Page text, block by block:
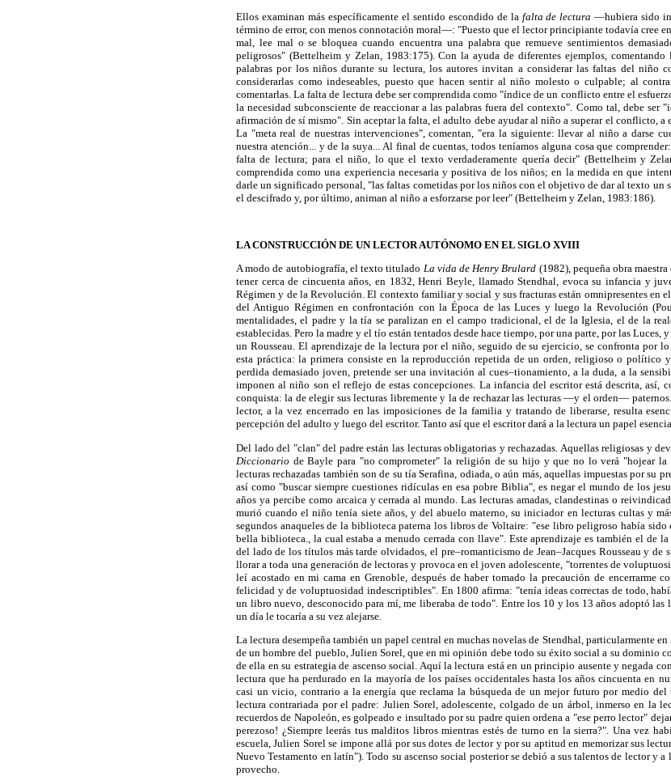
Ellos examinan más específicamente el sentido escondido de la falta de lectura—hubiera sido
término de error, con menos connotación moral—: "Puesto que el lector principiante todavía cree
mal, lee mal o se bloquea cuando encuentra una palabra que remueve sentimientos
peligrosos" (Bettelheim y Zelan, 1983:175). Con la ayuda de diferentes ejemplos, comentando
palabras por los niños durante su lectura, los autores invitan a considerar las faltas del niño
considerarlas como indeseables, puesto que hacen sentir al niño molesto o culpable; al
comentarlas. La falta de lectura debe ser comprendida como "índice de un conflicto entre el
la necesidad subconsciente de reaccionar a las palabras fuera del contexto". Como tal, debe ser
afirmación de sí mismo". Sin aceptar la falta, el adulto debe ayudar al niño a superar el conflicto, a
La "meta real de nuestras intervenciones", comentan, "era la siguiente: llevar al niño a darse
nuestra atención... y de la suya... Al final de cuentas, todos teníamos alguna cosa que
falta de lectura; para el niño, lo que el texto verdaderamente quería decir" (Bettelheim y
comprendida como una experiencia necesaria y positiva de los niños; en la medida en que
darle un significado personal, "las faltas cometidas por los niños con el objetivo de dar al texto un
el descifrado y, por último, animan al niño a esforzarse por leer" (Bettelheim y Zelan, 1983:186).
LA CONSTRUCCIÓN DE UN LECTOR AUTÓNOMO EN EL SIGLO XVIII
A modo de autobiografía, el texto titulado La vida de Henry Brulard (1982), pequeña obra
tener cerca de cincuenta años, en 1832, Henri Beyle, llamado Stendhal, evoca su infancia y
Régimen y de la Revolución. El contexto familiar y social y sus fracturas están omnipresentes en
del Antiguo Régimen en confrontación con la Época de las Luces y luego la Revolución
mentalidades, el padre y la tía se paralizan en el campo tradicional, el de la Iglesia, el de la
establecidas. Pero la madre y el tío están tentados desde hace tiempo, por una parte, por las Luces,
un Rousseau. El aprendizaje de la lectura por el niño, seguido de su ejercicio, se confronta por
esta práctica: la primera consiste en la reproducción repetida de un orden, religioso o político
perdida demasiado joven, pretende ser una invitación al cues–tionamiento, a la duda, a la
imponen al niño son el reflejo de estas concepciones. La infancia del escritor está descrita, así,
conquista: la de elegir sus lecturas libremente y la de rechazar las lecturas —y el orden—
lector, a la vez encerrado en las imposiciones de la familia y tratando de liberarse, resulta
percepción del adulto y luego del escritor. Tanto así que el escritor dará a la lectura un papel
Del lado del "clan" del padre están las lecturas obligatorias y rechazadas. Aquellas religiosas y
Diccionario de Bayle para "no comprometer" la religión de su hijo y que no lo verá "hojear la
lecturas rechazadas también son de su tía Serafina, odiada, o aún más, aquellas impuestas por su
así como "buscar siempre cuestiones ridículas en esa pobre Biblia", es negar el mundo de los
años ya percibe como arcaica y cerrada al mundo. Las lecturas amadas, clandestinas o
murió cuando el niño tenía siete años, y del abuelo materno, su iniciador en lecturas cultas y
segundos anaqueles de la biblioteca paterna los libros de Voltaire: "ese libro peligroso había sido
bella biblioteca., la cual estaba a menudo cerrada con llave". Este aprendizaje es también el de
del lado de los títulos más tarde olvidados, el pre–romanticismo de Jean–Jacques Rousseau y de
llorar a toda una generación de lectoras y provoca en el joven adolescente, "torrentes de
leí acostado en mi cama en Grenoble, después de haber tomado la precaución de encerrarme
felicidad y de voluptuosidad indescriptibles". En 1800 afirma: "tenía ideas correctas de todo,
un libro nuevo, desconocido para mí, me liberaba de todo". Entre los 10 y los 13 años adoptó las
un día le tocaría a su vez alejarse.
La lectura desempeña también un papel central en muchas novelas de Stendhal, particularmente en
de un hombre del pueblo, Julien Sorel, que en mi opinión debe todo su éxito social a su dominio
de ella en su estrategia de ascenso social. Aquí la lectura está en un principio ausente y negada
lectura que ha perdurado en la mayoría de los países occidentales hasta los años cincuenta en
casi un vicio, contrario a la energía que reclama la búsqueda de un mejor futuro por medio
lectura contrariada por el padre: Julien Sorel, adolescente, colgado de un árbol, inmerso en la
recuerdos de Napoleón, es golpeado e insultado por su padre quien ordena a "ese perro lector"
perezoso! ¿Siempre leerás tus malditos libros mientras estés de turno en la sierra?". Una vez
escuela, Julien Sorel se impone allá por sus dotes de lector y por su aptitud en memorizar sus
Nuevo Testamento en latín"). Todo su ascenso social posterior se debió a sus talentos de lector y
provecho.